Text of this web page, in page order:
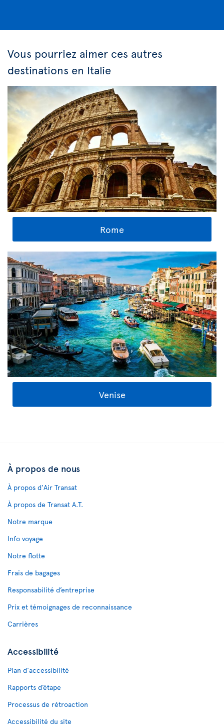
Vous pourriez aimer ces autres
destinations en Italie
Rome
Venise
À propos de nous
À propos d'Air Transat
À propos de Transat A.T.
Notre marque
Info voyage
Notre flotte
Frais de bagages
Responsabilité d’entreprise
Prix et témoignages de reconnaissance
Carrières
Accessibilité
Plan d'accessibilité
Rapports d’étape
Processus de rétroaction
Accessibilité du site